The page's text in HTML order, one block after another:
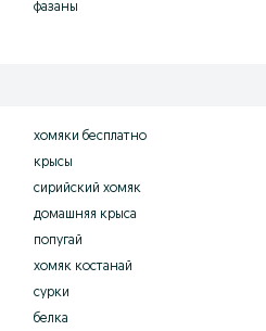
фазаны
хомяки бесплатно
крысы
сирийский хомяк
домашняя крыса
попугай
хомяк костанай
сурки
белка